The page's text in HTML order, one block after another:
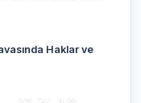
Haklar ve